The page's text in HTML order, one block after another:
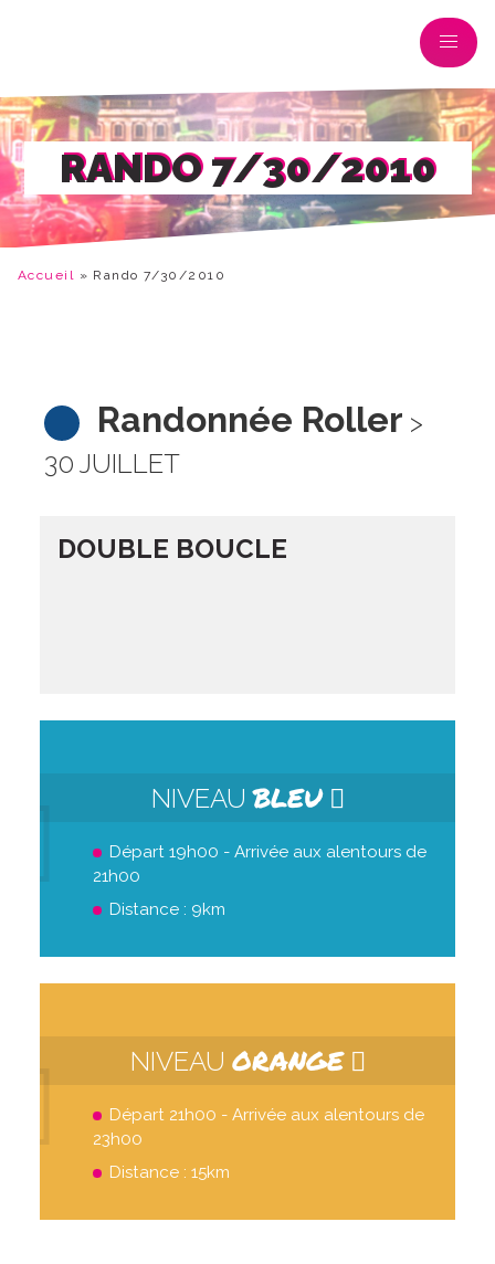
RANDO 7/30/2010
Accueil » Rando 7/30/2010
Randonnée Roller >
30 JUILLET
DOUBLE BOUCLE
NIVEAUBLEU
Départ 19h00 - Arrivée aux alentours de
21h00
Distance : 9km
NIVEAU ORANGE
Départ 21h00 - Arrivée aux alentours de
23h00
Distance : 15km